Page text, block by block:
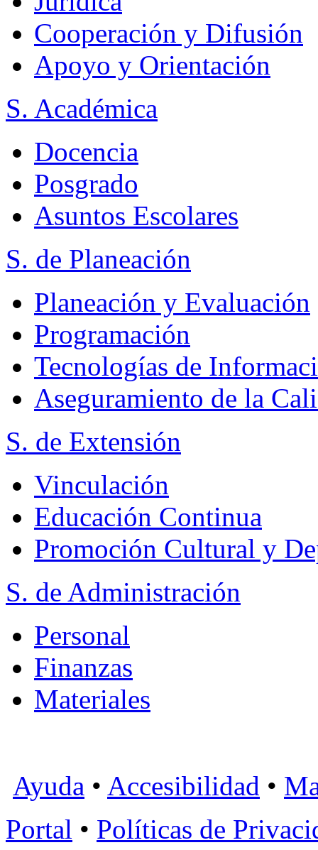
Cooperación y Difusión
Apoyo y Orientación
S. Académica
Docencia
Posgrado
Asuntos Escolares
S. de Planeación
Planeación y Evaluación
Programación
Tecnologías de
Aseguramiento de la
S. de Extensión
Vinculación
Educación Continua
Promoción Cultural y
S. de Administración
Personal
Finanzas
Materiales
Ayuda • Accesibilidad •
Portal • Políticas de